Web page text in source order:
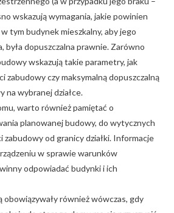
wskazują wymagania, jakie powinien
tym budynek mieszkalny, aby jego
była dopuszczalna prawnie. Zarówno
wskazują takie parametry, jak
zabudowy czy maksymalną dopuszczalną
na wybranej działce.
warto również pamiętać o
planowanej budowy, do wytycznych
zabudowy od granicy działki. Informacje
w sprawie warunków
odpowiadać budynki i ich
obowiązywały również wówczas, gdy